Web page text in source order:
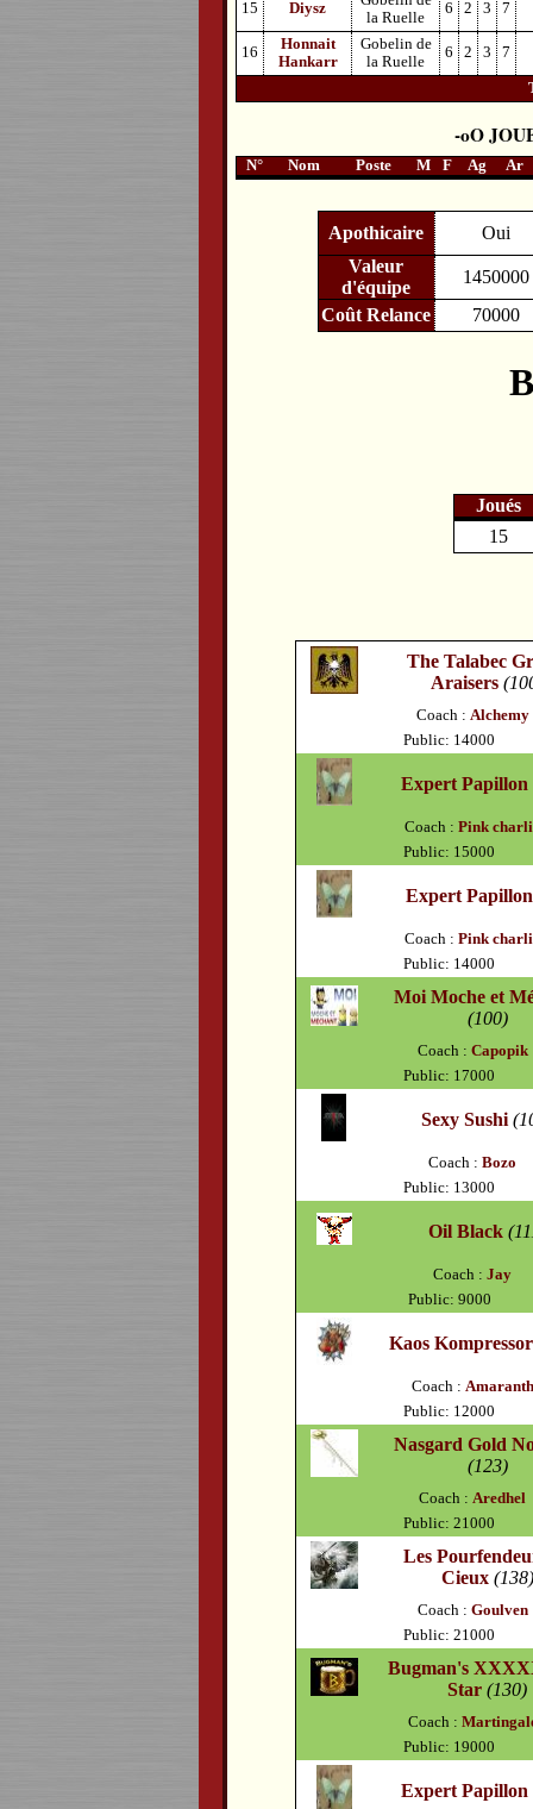
15 Diysz
la Ruelle
6 2 3 7
16
Honnait
Hankarr
Gobelin de
la Ruelle
6 2 3 7
N° Nom Poste M F Ag Ar
Apothicaire
Oui
Valeur
d'équipe
1450000
Coût Relance
70000
Joués
15
The Talabec
Araisers
Coach : Alchemy
Public: 14000
Expert Papillon
Coach :Pink
Public: 15000
Expert Papillon
Coach :Pink
Public: 14000
Moi Moche et
(100)
Coach : Capopik
Public: 17000
Sexy Sushi
Coach :Bozo
Public: 13000
Oil Black
Coach :Jay
Public: 9000
Kaos
Coach : Amaranth
Public: 12000
Nasgard Gold
(123)
Coach : Aredhel
Public: 21000
Les
Cieux (138)
Coach : Goulven
Public: 21000
Bugman's
Star (130)
Coach :
Public: 19000
Expert Papillon